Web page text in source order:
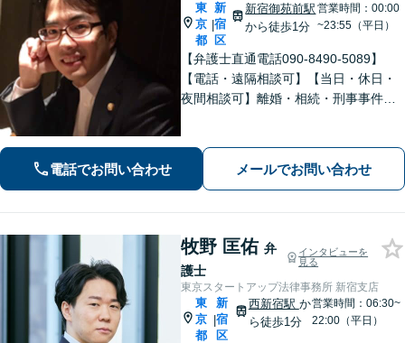
東
京
都
|
新
宿
区
新宿御苑前駅
から徒歩1分
営業時間：00:00
~23:55（平日）
【弁護士直通電話090-8490-5089】
【電話・遠隔相談可】【当日・休日・
夜間相談可】離婚・相続・刑事事件に
に導きます。
電話でお問い合わせ メールでお問い合わせ
牧野 匡佑 弁
護士
インタビューを
見る
東京スタートアップ法律事務所 新宿支店
東
京
都
|
新
宿
区
西新宿駅 か
ら徒歩1分
営業時間：06:30~
22:00（平日）